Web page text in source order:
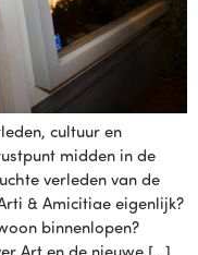
cultuur en
midden in de
verleden van de
& Amicitiae eigenlijk?
binnenlopen?